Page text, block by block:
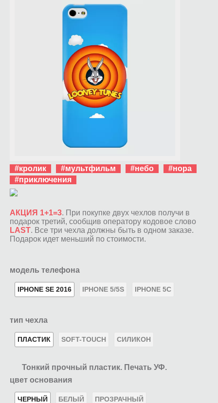
#кролик #мультфильм #небо
#нора
#приключения
АКЦИЯ 1+1=3. При покупке двух чехлов получи в
подарок третий, сообщив оператору кодовое слово
LAST. Все три чехла должны быть в одном заказе.
Подарок идет меньший по стоимости.
модель телефона
IPHONE SE 2016 IPHONE 5/5S IPHONE 5C
тип чехла
ПЛАСТИК SOFT-TOUCH СИЛИКОН
Тонкий прочный пластик. Печать УФ.
цвет основания
ЧЕРНЫЙ БЕЛЫЙ ПРОЗРАЧНЫЙ